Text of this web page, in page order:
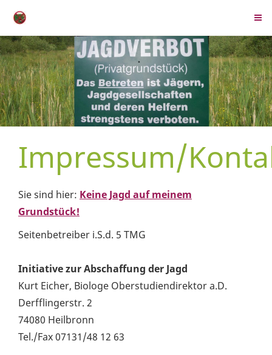
Impressum/
Sie sind hier: Keine Jagd auf meinem
Grundstück!
Seitenbetreiber i.S.d. 5 TMG
Initiative zur Abschaffung der Jagd
Kurt Eicher, Biologe Oberstudiendirektor a.D.
Derfflingerstr. 2
74080 Heilbronn
Tel./Fax 07131/48 12 63